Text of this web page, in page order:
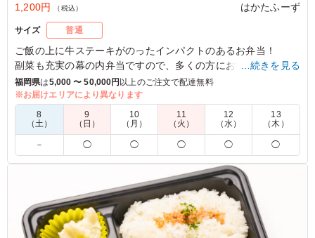
1,200円 （税込） はかたふーず
サイズ 普通
ご飯の上に牛ステーキがのったインパクトのあるお弁当！
副菜も充実の幕の内弁当ですので、多くの方におすすめできる
お弁当です。
4.0 日本空輸株式会社
なんといっても、メインの肉のやわらかさに驚きました。
男性意見としては、もう少し量があれば嬉しいですが、女
性陣にはちょうど良い（一部はペロリ）とのことでした。
ボリュームアップのために、小鉢的な惣菜の１つをシュウ
マイなどであっても良いかなと感じました。
ご利用シーン：会議・セミナー›研修
福岡県福岡市博多区東比恵
2026/02/20
…続きを見る
福岡県は5,000 〜 50,000円以上のご注文で配達無料
※お届けエリアにより異なります
8
（土）
9
（日）
10
（月）
11
（火）
12
（水）
13
（木）
－ ◯ ◯ ◯ ◯ ◯